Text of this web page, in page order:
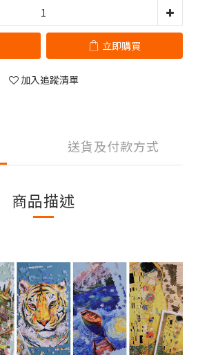
立即購買
加入追蹤清單
送貨及付款方式
商品描述